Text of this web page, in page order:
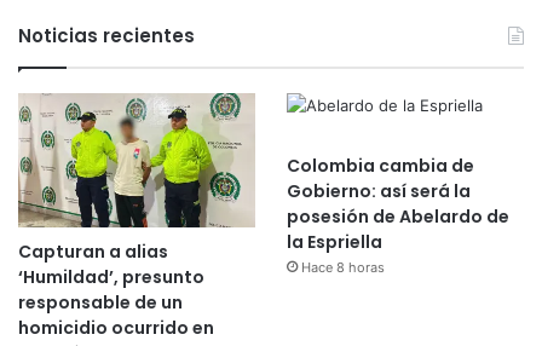
Noticias recientes
Capturan a alias
‘Humildad’, presunto
responsable de un
homicidio ocurrido en
Colombia cambia de
Gobierno: así será la
posesión de Abelardo de
la Espriella
Hace 8 horas